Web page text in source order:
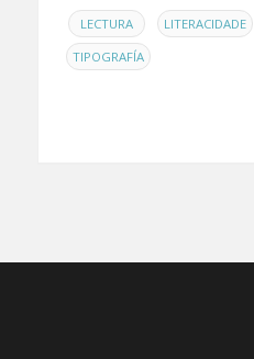
EN
LECTURA , LITERACIDADE ,
TIPOGRAFÍA